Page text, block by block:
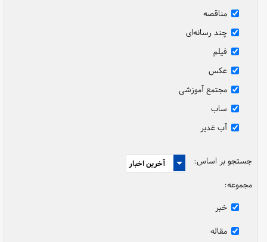
مناقصه
چند رسانه‌ای
فیلم
عکس
مجتمع آموزشی
ساب
آب غدیر
جستجو بر اساس:
مجموعه:
خبر
مقاله